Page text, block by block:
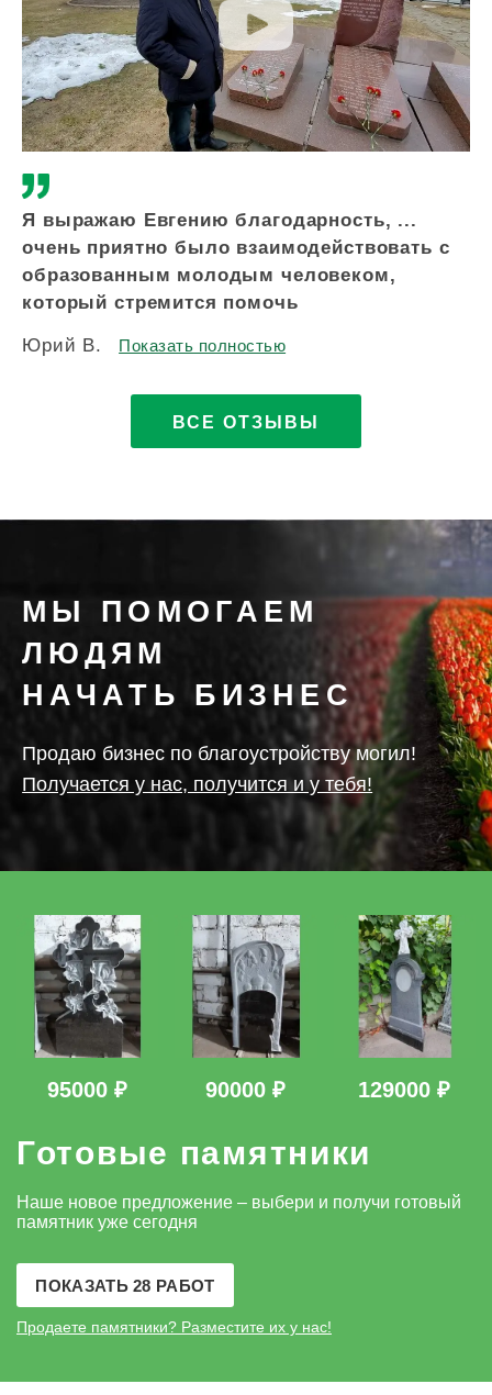
Я выражаю Евгению благодарность, ...
очень приятно было взаимодействовать с
образованным молодым человеком,
который стремится помочь
Юрий В. Показать полностью
ВСЕ ОТЗЫВЫ
МЫ ПОМОГАЕМ
ЛЮДЯМ
НАЧАТЬ БИЗНЕС
Продаю бизнес по благоустройству могил!
Получается у нас, получится и у тебя!
95000 ₽ 90000 ₽ 129000 ₽
Готовые памятники
Наше новое предложение – выбери и получи готовый
памятник уже сегодня
ПОКАЗАТЬ 28 РАБОТ
Продаете памятники? Разместите их у нас!